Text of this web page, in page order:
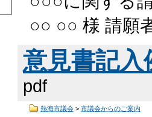
○○ ○○ 様 請願
意見書記
pdf
熱海市議会> 市議会からのご案内